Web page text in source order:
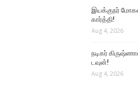
இயக்குநர்
கார்த்தி!
Aug 4, 2026
நடிகர்
டவுன்!
Aug 4, 2026